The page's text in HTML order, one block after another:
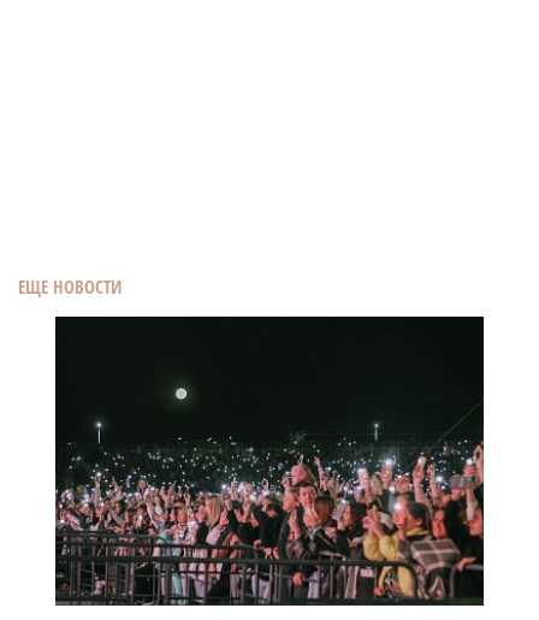
ЕЩЕ НОВОСТИ